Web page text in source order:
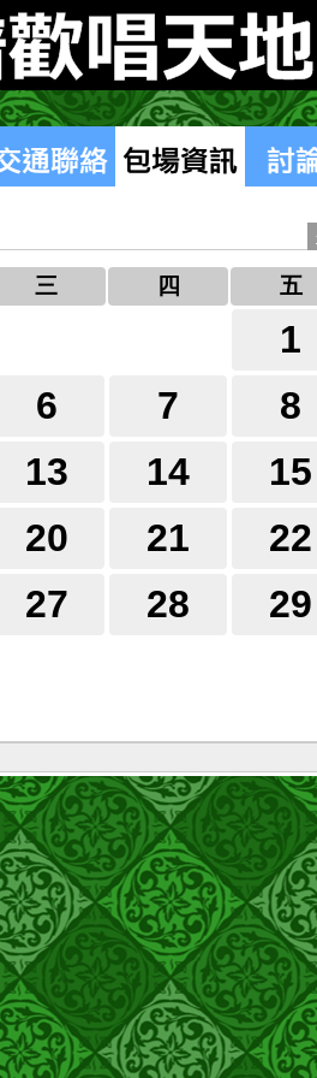
三 四 五
1
6 7
8
13 14
15
20 21
22
27 28
29